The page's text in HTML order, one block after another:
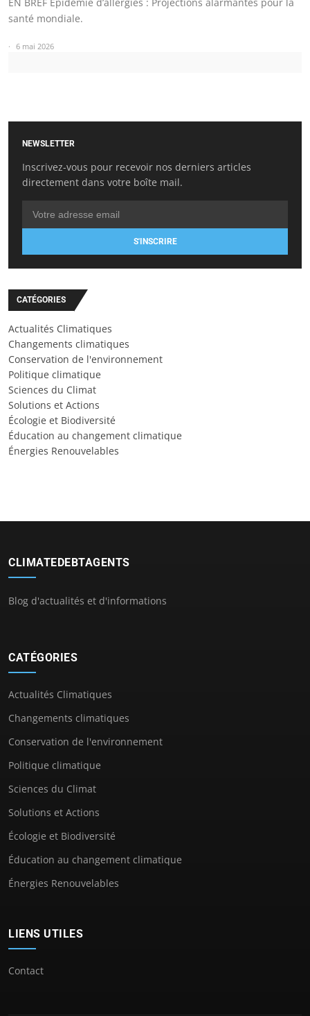
santé mondiale.
6 mai 2026
NEWSLETTER
Inscrivez-vous pour recevoir nos derniers articles
directement dans votre boîte mail.
S'INSCRIRE
CATÉGORIES
Actualités Climatiques
Changements climatiques
Conservation de l'environnement
Politique climatique
Sciences du Climat
Solutions et Actions
Écologie et Biodiversité
Éducation au changement climatique
Énergies Renouvelables
CLIMATEDEBTAGENTS
Blog d'actualités et d'informations
CATÉGORIES
Actualités Climatiques
Changements climatiques
Conservation de l'environnement
Politique climatique
Sciences du Climat
Solutions et Actions
Écologie et Biodiversité
Éducation au changement climatique
Énergies Renouvelables
LIENS UTILES
Contact